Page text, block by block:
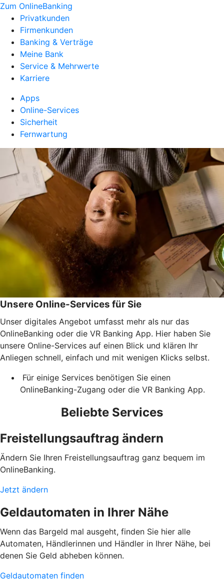
Zum OnlineBanking
Privatkunden
Firmenkunden
Banking & Verträge
Meine Bank
Service & Mehrwerte
Karriere
Apps
Online-Services
Sicherheit
Fernwartung
Unsere Online-Services für Sie
Unser digitales Angebot umfasst mehr als nur das
OnlineBanking oder die VR Banking App. Hier haben Sie
unsere Online-Services auf einen Blick und klären Ihr
Anliegen schnell, einfach und mit wenigen Klicks selbst.
Für einige Services benötigen Sie einen
OnlineBanking-Zugang oder die VR Banking App.
Beliebte Services
Freistellungsauftrag ändern
Ändern Sie Ihren Freistellungsauftrag ganz bequem im
OnlineBanking.
Jetzt ändern
Geldautomaten in Ihrer Nähe
Wenn das Bargeld mal ausgeht, finden Sie hier alle
Automaten, Händlerinnen und Händler in Ihrer Nähe, bei
denen Sie Geld abheben können.
Geldautomaten finden